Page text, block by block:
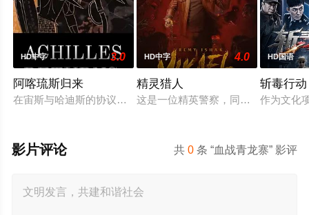
HD中字 3.0
阿喀琉斯归来
在宙斯与哈迪斯的协议下，年迈的阿喀琉斯被忒提斯从冥界释
HD中字 4.0
精灵猎人
这是一位精英警察，同时也是精灵猎
HD国语
斩毒行动
作为文化
共0 条 “血战青龙寨” 影评
影片评论